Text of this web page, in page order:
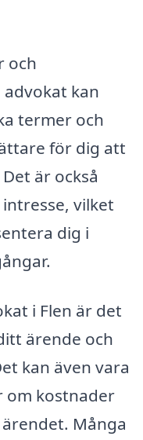
och
kan
termer och
för dig att
är också
vilket
dig i
i Flen är det
ärende och
kan även vara
om kostnader
Många